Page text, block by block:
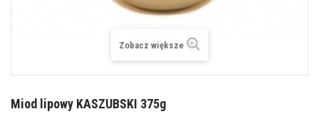
Zobacz większe
Miod lipowy KASZUBSKI 375g